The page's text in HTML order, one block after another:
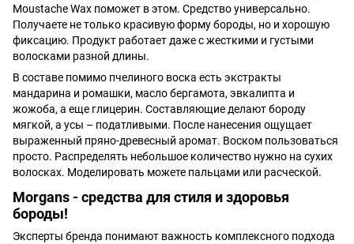
Moustache Wax поможет в этом. Средство универсально.
Получаете не только красивую форму бороды, но и хорошую
фиксацию. Продукт работает даже с жесткими и густыми
волосками разной длины.
В составе помимо пчелиного воска есть экстракты
мандарина и ромашки, масло бергамота, эвкалипта и
жожоба, а еще глицерин. Составляющие делают бороду
мягкой, а усы – податливыми. После нанесения ощущает
выраженный пряно-древесный аромат. Воском пользоваться
просто. Распределять небольшое количество нужно на сухих
волосках. Моделировать можете пальцами или расческой.
Morgans - средства для стиля и здоровья
бороды!
Эксперты бренда понимают важность комплексного подхода